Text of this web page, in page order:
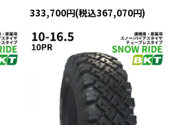
333,700円(税込367,070円)